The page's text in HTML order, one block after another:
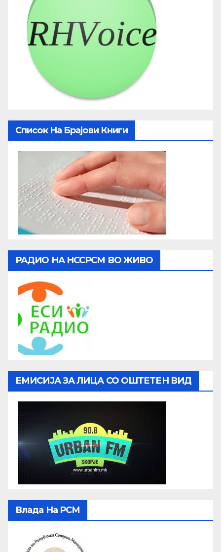
Список На Брајови Книги
РАДИО НА НССРСМ ВО ЖИВО
ЕМИСИЈА ЗА ЛИЦА СО ОШТЕТЕН ВИД
Влада На РСМ